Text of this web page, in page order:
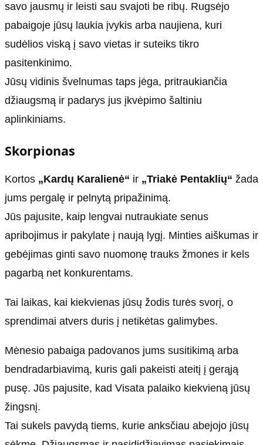
savo jausmų ir leisti sau svajoti be ribų. Rugsėjo
pabaigoje jūsų laukia įvykis arba naujiena, kuri
sudėlios viską į savo vietas ir suteiks tikro
pasitenkinimo.
Jūsų vidinis švelnumas taps jėga, pritraukiančia
džiaugsmą ir padarys jus įkvėpimo šaltiniu
aplinkiniams.
Skorpionas
Kortos „Kardų Karalienė“ ir „Triakė Pentaklių“ žada
jums pergalę ir pelnytą pripažinimą.
Jūs pajusite, kaip lengvai nutraukiate senus
apribojimus ir pakylate į naują lygį. Minties aiškumas ir
gebėjimas ginti savo nuomonę trauks žmones ir kels
pagarbą net konkurentams.
Tai laikas, kai kiekvienas jūsų žodis turės svorį, o
sprendimai atvers duris į netikėtas galimybes.
Mėnesio pabaiga padovanos jums susitikimą arba
bendradarbiavimą, kuris gali pakeisti ateitį į gerąją
pusę. Jūs pajusite, kad Visata palaiko kiekvieną jūsų
žingsnį.
Tai sukels pavydą tiems, kurie anksčiau abejojo jūsų